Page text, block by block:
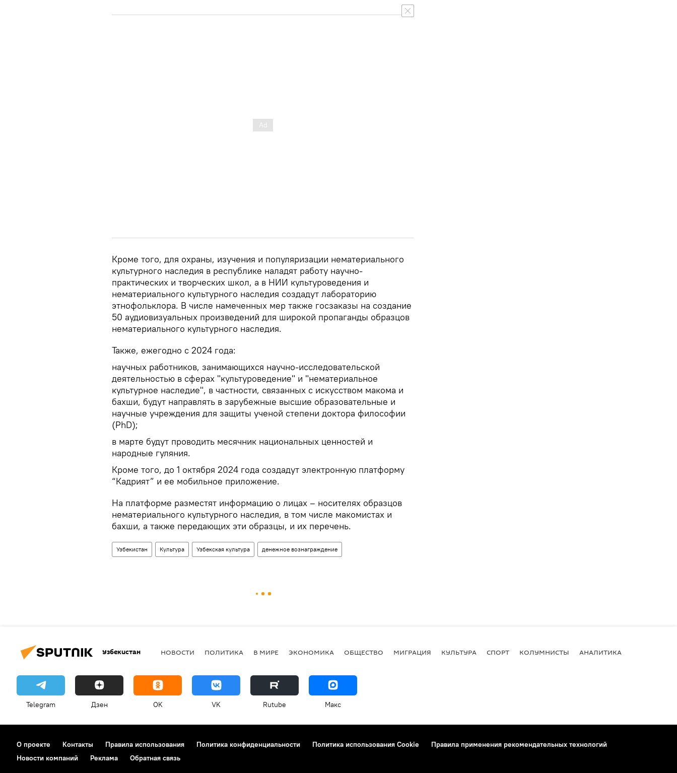
Кроме того, для охраны, изучения и популяризации нематериального
культурного наследия в республике наладят работу научно-
практических и творческих школ, а в НИИ культуроведения и
нематериального культурного наследия создадут лабораторию
этнофольклора. В числе намеченных мер также госзаказы на создание
50 аудиовизуальных произведений для широкой пропаганды образцов
нематериального культурного наследия.
Также, ежегодно с 2024 года:
научных работников, занимающихся научно-исследовательской
деятельностью в сферах "культуроведение" и "нематериальное
культурное наследие", в частности, связанных с искусством макома и
бахши, будут направлять в зарубежные высшие образовательные и
научные учреждения для защиты ученой степени доктора философии
(PhD);
в марте будут проводить месячник национальных ценностей и
народные гуляния.
Кроме того, до 1 октября 2024 года создадут электронную платформу
“Кадрият” и ее мобильное приложение.
На платформе разместят информацию о лицах – носителях образцов
нематериального культурного наследия, в том числе макомистах и
бахши, а также передающих эти образцы, и их перечень.
Узбекистан Культура Узбекская культура денежное вознаграждение
Узбекистан НОВОСТИ ПОЛИТИКА В МИРЕ ЭКОНОМИКА ОБЩЕСТВО МИГРАЦИЯ КУЛЬТУРА СПОРТ КОЛУМНИСТЫ АНАЛИТИКА
Telegram Дзен OK VK Rutube Макс
О проекте Контакты Правила использования Политика конфиденциальности Политика использования Cookie
Правила применения рекомендательных технологий
Новости компаний
Реклама Обратная связь